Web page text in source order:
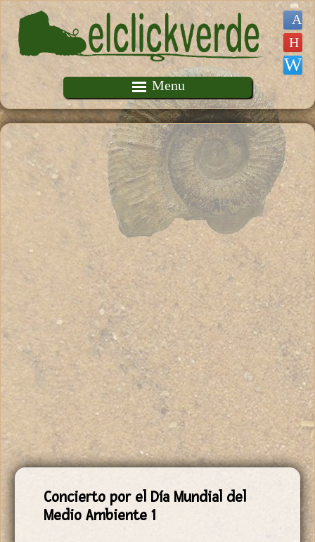
Pasar al contenido principal
Menu
Concierto por el Día Mundial del
Medio Ambiente 1